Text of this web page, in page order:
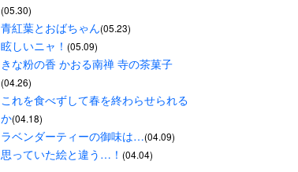
(05.30)
青紅葉とおばちゃん(05.23)
眩しいニャ！ (05.09)
きな粉の香 かおる南禅 寺の茶菓子
(04.26)
これを食べずして春を終わらせられる
か(04.18)
ラベンダーティーの御味は…(04.09)
思っていた絵と違う…！ (04.04)